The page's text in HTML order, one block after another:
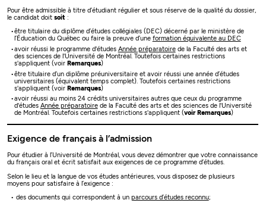
Pour être admissible à titre d’étudiant régulier et sous réserve de la qualité du dossier,
le candidat doitsoit :
être titulaire du diplôme d’études collégiales (DEC) décerné par le ministère de
l’Éducation du Québec ou faire la preuve d’une formation équivalente au DEC
avoir réussi le programme d'études Année préparatoirede la Faculté des arts et
des sciences de l'Université de Montréal. Toutefois certaines restrictions
s'appliquent (voir Remarques)
être titulaire d’un diplôme préuniversitaire et avoir réussi une année d’études
universitaires (équivalent temps complet). Toutefois certaines restrictions
s'appliquent (voir Remarques)
avoir réussi au moins 24 crédits universitaires autres que ceux du programme
d'études Année préparatoirede la Faculté des arts et des sciences de l'Université
de Montréal. Toutefois certaines restrictions s'appliquent (voir Remarques)
Exigence de français à l’admission
Pour étudier à l’Université de Montréal, vous devez démontrer que votre connaissance
du français oral et écrit satisfait aux exigences de ce programme d’études.
Selon le lieu et la langue de vos études antérieures, vous disposez de plusieurs
moyens pour satisfaire à l’exigence :
des documents qui correspondent à un parcours d’études reconnu;